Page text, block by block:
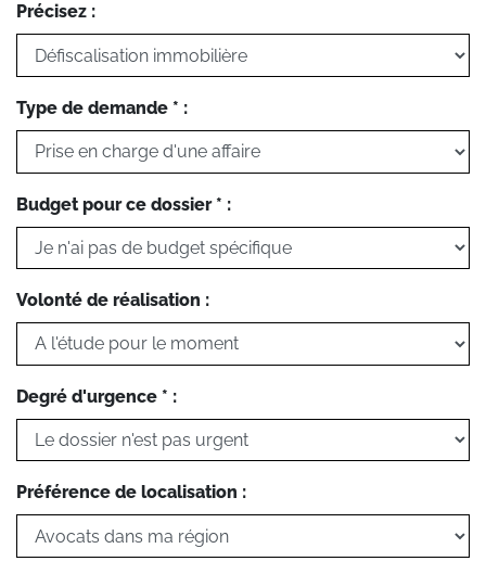
Précisez :
Type de demande * :
Budget pour ce dossier * :
Volonté de réalisation :
Degré d'urgence * :
Préférence de localisation :